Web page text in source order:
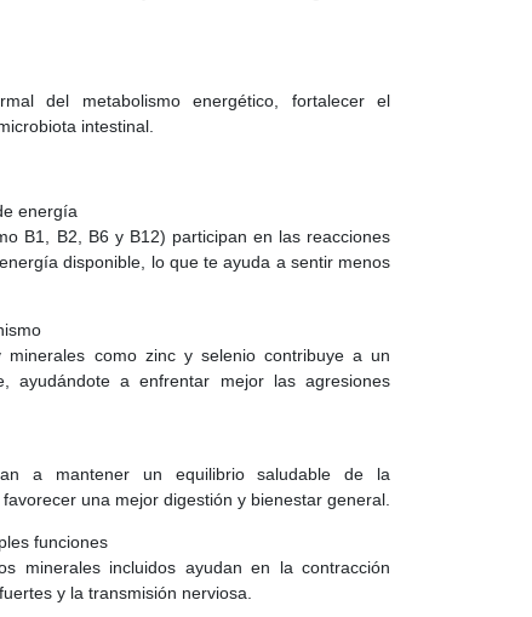
del metabolismo energético, fortalecer el
intestinal.
energía
B1, B2, B6 y B12) participan en las reacciones
disponible, lo que te ayuda a sentir menos
como zinc y selenio contribuye a un
ayudándote a enfrentar mejor las agresiones
a mantener un equilibrio saludable de la
una mejor digestión y bienestar general.
funciones
minerales incluidos ayudan en la contracción
y la transmisión nerviosa.